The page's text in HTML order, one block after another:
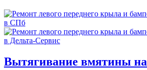
Вытягивание вмятины